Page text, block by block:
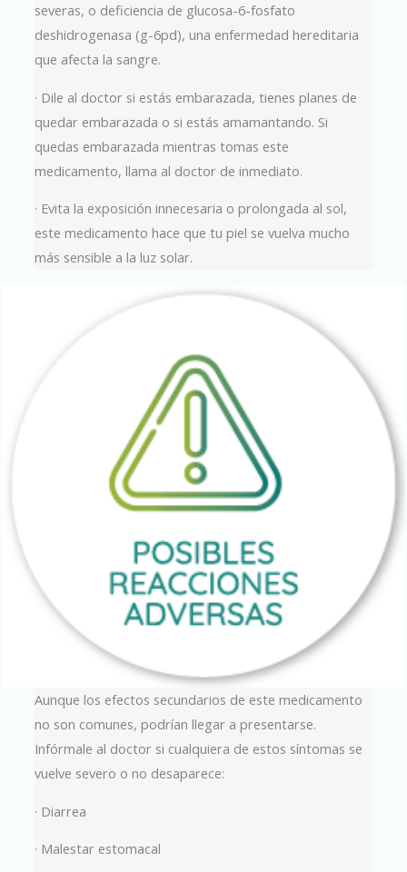
severas, o deficiencia de glucosa-6-fosfato
deshidrogenasa (g-6pd), una enfermedad hereditaria
que afecta la sangre.
· Dile al doctor si estás embarazada, tienes planes de
quedar embarazada o si estás amamantando. Si
quedas embarazada mientras tomas este
medicamento, llama al doctor de inmediato.
· Evita la exposición innecesaria o prolongada al sol,
este medicamento hace que tu piel se vuelva mucho
más sensible a la luz solar.
Aunque los efectos secundarios de este medicamento
no son comunes, podrían llegar a presentarse.
Infórmale al doctor si cualquiera de estos síntomas se
vuelve severo o no desaparece:
· Diarrea
· Malestar estomacal